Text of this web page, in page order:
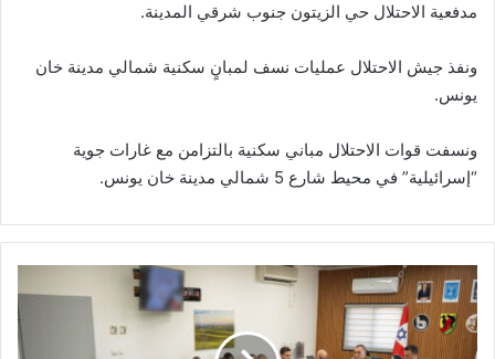
مدفعية الاحتلال حي الزيتون جنوب شرقي المدينة.
ونفذ جيش الاحتلال عمليات نسف لمبانٍ سكنية شمالي مدينة خان
يونس.
ونسفت قوات الاحتلال مباني سكنية بالتزامن مع غارات جوية
“إسرائيلية” في محيط شارع 5 شمالي مدينة خان يونس.
ج
ي
ش
ا